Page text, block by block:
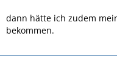
dann hätte ich zudem
bekommen.